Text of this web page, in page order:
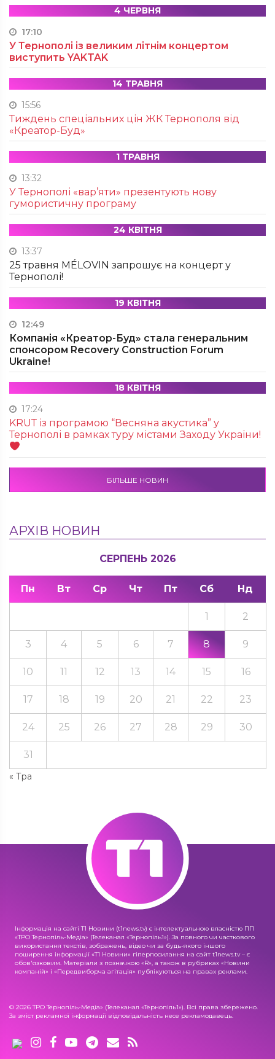
4 ЧЕРВНЯ
17:10
У Тернополі із великим літнім концертом
виступить YAKTAK
14 ТРАВНЯ
15:56
Тиждень спеціальних цін ЖК Тернополя від
«Креатор-Буд»
1 ТРАВНЯ
13:32
У Тернополі «вар’яти» презентують нову
гумористичну програму
24 КВІТНЯ
13:37
25 травня MÉLOVIN запрошує на концерт у
Тернополі!
19 КВІТНЯ
12:49
Компанія «Креатор-Буд» стала генеральним
спонсором Recovery Construction Forum
Ukraine!
18 КВІТНЯ
17:24
KRUТ із програмою “Весняна акустика” у
Тернополі в рамках туру містами Заходу України!
БІЛЬШЕ НОВИН
АРХІВ НОВИН
СЕРПЕНЬ 2026
Пн Вт Ср Чт Пт Сб Нд
« Тра
1 2
3 4 5 6 7 8 9
10 11 12 13 14 15 16
17 18 19 20 21 22 23
24 25 26 27 28 29 30
31
Інформація на сайті Т1 Новини (t1news.tv) є інтелектуальною власністю ПП
«ТРО Тернопіль-Медіа» (Телеканал «Тернопіль1»). За повного чи часткового
використання текстів, зображень, відео чи за будь-якого іншого
поширення інформації «Т1 Новини» гіперпосилання на сайт t1news.tv – є
обов'язковим. Матеріали з позначкою «R», а також в рубриках «Новини
компаній» і «Передвиборча агітація» публікуються на правах реклами.
© 2026 ТРО Тернопіль-Медіа» (Телеканал «Тернопіль1»). Всі права збережено.
За зміст рекламної інформації відповідальність несе рекламодавець.